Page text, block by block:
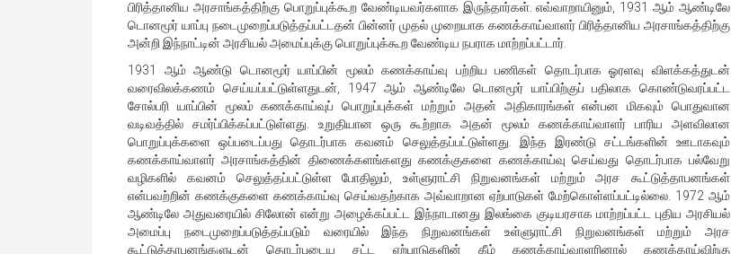
பிரித்தானிய அரசாங்கத்திற்கு பொறுப்புக்கூற வேண்டியவர்களாக இருந்தார்கள். எவ்வாறாயினும், 1931 ஆம் ஆண்டிலே
டொனமூர் யாப்பு நடைமுறைப்படுத்தப்பட்டதன் பின்னர் முதல் முறையாக கணக்காய்வாளர் பிரித்தானிய அரசாங்கத்திற்கு
அன்றி இந்நாட்டின் அரசியல் அமைப்புக்கு பொறுப்புக்கூற வேண்டிய நபராக மாற்றப்பட்டார்.
1931 ஆம் ஆண்டு டொனமூர் யாப்பின் மூலம் கணக்காய்வு பற்றிய பணிகள் தொடர்பாக ஓரளவு விளக்கத்துடன்
வரைவிலக்கணம் செய்யப்பட்டுள்ளதுடன், 1947 ஆம் ஆண்டிலே டொனமூர் யாப்பிற்குப் பதிலாக கொண்டுவரப்பட்ட
சோல்பரி யாப்பின் மூலம் கணக்காய்வுப் பொறுப்புக்கள் மற்றும் அதன் அதிகாரங்கள் என்பன மிகவும் பொதுவான
வடிவத்தில் சமர்ப்பிக்கப்பட்டுள்ளது. உறுதியான ஒரு கூற்றாக அதன் மூலம் கணக்காய்வாளர் பாரிய அளவிலான
பொறுப்புக்களை ஒப்படைப்பது தொடர்பாக கவனம் செலுத்தப்பட்டுள்ளது. இந்த இரண்டு சட்டங்களின் ஊடாகவும்
கணக்காய்வாளர் அரசாங்கத்தின் திணைக்களங்களது கணக்குகளை கணக்காய்வு செய்வது தொடர்பாக பல்வேறு
வழிகளில் கவனம் செலுத்தப்பட்டுள்ள போதிலும், உள்ளுராட்சி நிறுவனங்கள் மற்றும் அரச கூட்டுத்தாபனங்கள்
என்பவற்றின் கணக்குகளை கணக்காய்வு செய்வதற்காக அவ்வாறான ஏற்பாடுகள் மேற்கொள்ளப்பட்டில்லை. 1972 ஆம்
ஆண்டிலே அதுவரையில் சிலோன் என்று அழைக்கப்பட்ட இந்நாடானது இலங்கை குடியரசாக மாற்றப்பட்ட புதிய அரசியல்
அமைப்பு நடைமுறைப்படுத்தப்படும் வரையில் இந்த நிறுவனங்கள் உள்ளுராட்சி நிறுவனங்கள் மற்றும் அரச
கூட்டுத்தாபனங்களுடன் தொடர்புடைய சட்ட ஏற்பாடுகளின் கீழ் கணக்காய்வாளரினால் கணக்காய்விற்கு